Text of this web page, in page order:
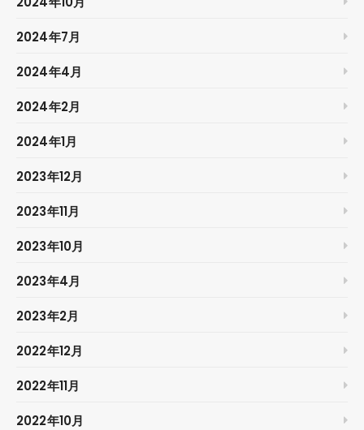
2024年7月
2024年4月
2024年2月
2024年1月
2023年12月
2023年11月
2023年10月
2023年4月
2023年2月
2022年12月
2022年11月
2022年10月